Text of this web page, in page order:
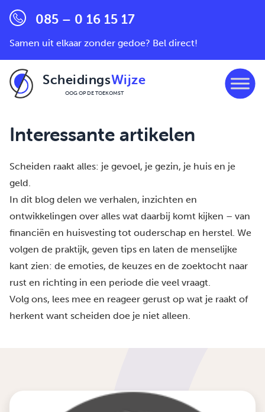
085 – 0 16 15 17
Samen uit elkaar zonder gedoe? Bel direct!
ScheidingsWijze
OOG OP DE TOEKOMST
Interessante artikelen
Scheiden raakt alles: je gevoel, je gezin, je huis en je
geld.
In dit blog delen we verhalen, inzichten en
ontwikkelingen over alles wat daarbij komt kijken – van
financiën en huisvesting tot ouderschap en herstel. We
volgen de praktijk, geven tips en laten de menselijke
kant zien: de emoties, de keuzes en de zoektocht naar
rust en richting in een periode die veel vraagt.
Volg ons, lees mee en reageer gerust op wat je raakt of
herkent want scheiden doe je niet alleen.